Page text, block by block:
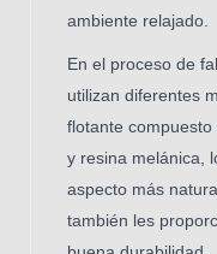
ambiente relajado.
En el proceso de
utilizan diferentes
flotante
y resina melánica,
aspecto más
también les